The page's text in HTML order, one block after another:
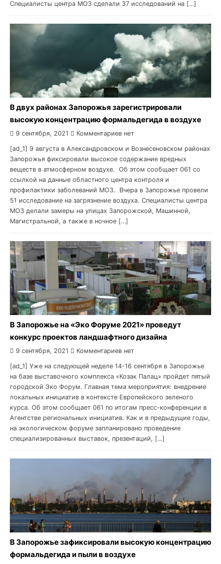
Специалисты центра МОЗ сделали 37 исследований на […]
В двух районах Запорожья зарегистрировали
высокую концентрацию формальдегида в воздухе
9 сентября, 2021 Комментариев нет
[ad_1] 9 августа в Александровском и Вознесеновском районах
Запорожья фиксировали высокое содержание вредных
веществ в атмосферном воздухе. Об этом сообщает 061 со
ссылкой на данные областного центра контроля и
профилактики заболеваний МОЗ. Вчера в Запорожье провели
51 исследование на загрязнение воздуха. Специалисты центра
МОЗ делали замеры на улицах Запорожской, Машинной,
Магистральной, а также в ночное […]
В Запорожье на «Эко Форуме 2021» проведут
конкурс проектов ландшафтного дизайна
9 сентября, 2021 Комментариев нет
[ad_1] Уже на следующей неделе 14-16 сентября в Запорожье
на базе выставочного комплекса «Козак Палац» пройдет пятый
городской Эко Форум. Главная тема мероприятия: внедрение
локальных инициатив в контексте Европейского зеленого
курса. Об этом сообщает 061 по итогам пресс-конференции в
Агентстве региональных инициатив. Как и в предыдущие годы,
на экологическом форуме запланировано проведение
специализированных выставок, презентаций, […]
В Запорожье зафиксировали высокую концентрацию
формальдегида и пыли в воздухе